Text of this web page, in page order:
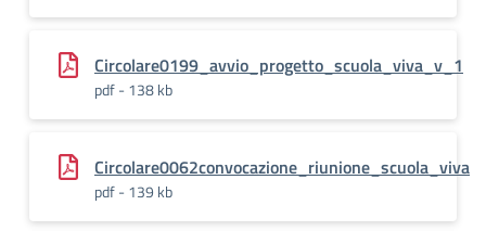
Circolare0199_avvio_progetto_scuola_viva_v_1
pdf - 138 kb
Circolare0062convocazione_riunione_scuola_viva
pdf - 139 kb